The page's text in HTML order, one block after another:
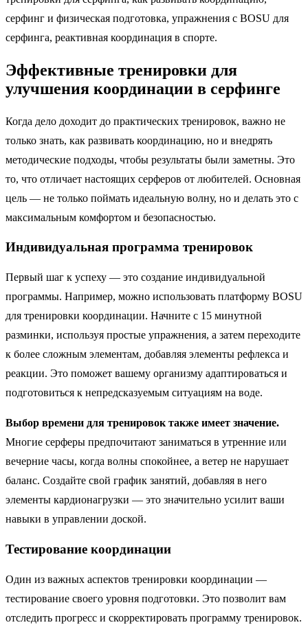
серфинг и физическая подготовка, упражнения с BOSU для
серфинга, реактивная координация в спорте.
Эффективные тренировки для
улучшения координации в серфинге
Когда дело доходит до практических тренировок, важно не
только знать, как развивать координацию, но и внедрять
методические подходы, чтобы результаты были заметны. Это
то, что отличает настоящих серферов от любителей. Основная
цель — не только поймать идеальную волну, но и делать это с
максимальным комфортом и безопасностью.
Индивидуальная программа тренировок
Первый шаг к успеху — это создание индивидуальной
программы. Например, можно использовать платформу BOSU
для тренировки координации. Начните с 15 минутной
разминки, используя простые упражнения, а затем переходите
к более сложным элементам, добавляя элементы рефлекса и
реакции. Это поможет вашему организму адаптироваться и
подготовиться к непредсказуемым ситуациям на воде.
Выбор времени для тренировок также имеет значение.
Многие серферы предпочитают заниматься в утренние или
вечерние часы, когда волны спокойнее, а ветер не нарушает
баланс. Создайте свой график занятий, добавляя в него
элементы кардионагрузки — это значительно усилит ваши
навыки в управлении доской.
Тестирование координации
Один из важных аспектов тренировки координации —
тестирование своего уровня подготовки. Это позволит вам
отследить прогресс и скорректировать программу тренировок.